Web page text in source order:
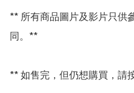
** 所有商品圖片及影片只供
同。**
** 如售完，但仍想購買，請